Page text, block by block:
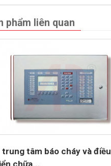
phẩm liên quan
trung tâm báo cháy và điều